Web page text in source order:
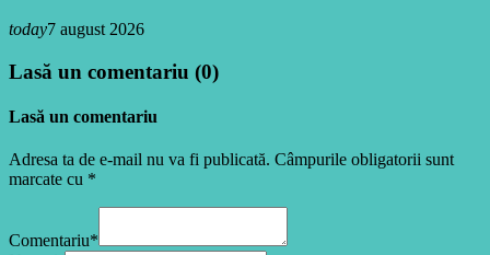
today7 august 2026
Lasă un comentariu (0)
Lasă un comentariu
Adresa ta de e-mail nu va fi publicată. Câmpurile obligatorii sunt
marcate cu *
Comentariu*